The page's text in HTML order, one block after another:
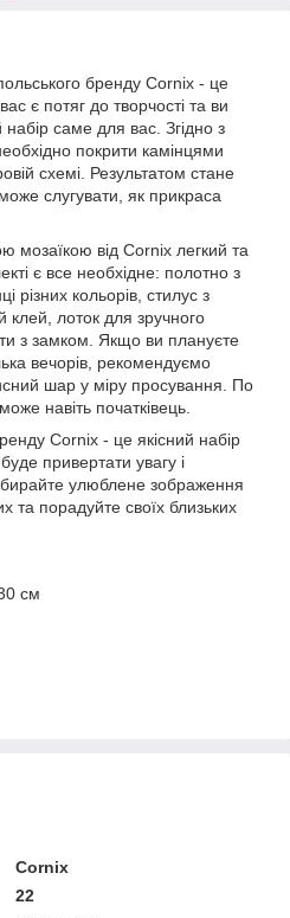
бренду Cornix - це
є потяг до творчості та ви
саме для вас. Згідно з
покрити камінцями
схемі. Результатом стане
слугувати, як прикраса
мозаїкою від Cornix легкий та
є все необхідне: полотно з
різних кольорів, стилус з
лоток для зручного
з замком. Якщо ви плануєте
вечорів, рекомендуємо
шар у міру просування. По
навіть початківець.
Cornix - це якісний набір
привертати увагу і
улюблене зображення
та порадуйте своїх близьких
см
Cornix
22